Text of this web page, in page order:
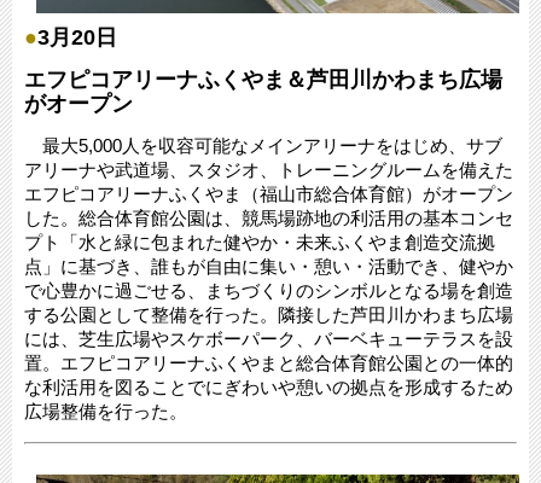
●3月20日
エフピコアリーナふくやま＆芦田川かわまち広場
がオープン
最大5,000人を収容可能なメインアリーナをはじめ、サブ
アリーナや武道場、スタジオ、トレーニングルームを備えた
エフピコアリーナふくやま（福山市総合体育館）がオープン
した。総合体育館公園は、競馬場跡地の利活用の基本コンセ
プト「水と緑に包まれた健やか・未来ふくやま創造交流拠
点」に基づき、誰もが自由に集い・憩い・活動でき、健やか
で心豊かに過ごせる、まちづくりのシンボルとなる場を創造
する公園として整備を行った。隣接した芦田川かわまち広場
には、芝生広場やスケボーパーク、バーベキューテラスを設
置。エフピコアリーナふくやまと総合体育館公園との一体的
な利活用を図ることでにぎわいや憩いの拠点を形成するため
広場整備を行った。